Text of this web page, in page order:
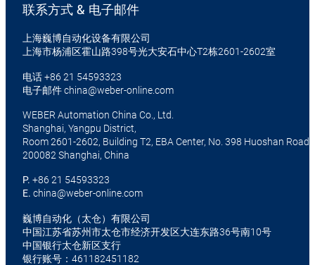
联系方式 & 电子邮件
上海巍博自动化设备有限公司
上海市杨浦区霍山路398号光大安石中心T2栋2601-2602室
电话+86 21 54593323
电子邮件china@weber-online.com
WEBER Automation China Co., Ltd.
Shanghai, Yangpu District,
Room 2601-2602, Building T2, EBA Center, No. 398 Huoshan Road
200082 Shanghai, China
P. +86 21 54593323
E. china@weber-online.com
巍博自动化（太仓）有限公司
中国江苏省苏州市太仓市经济开发区大连东路36号南10号
中国银行太仓新区支行
银行账号：461182451182